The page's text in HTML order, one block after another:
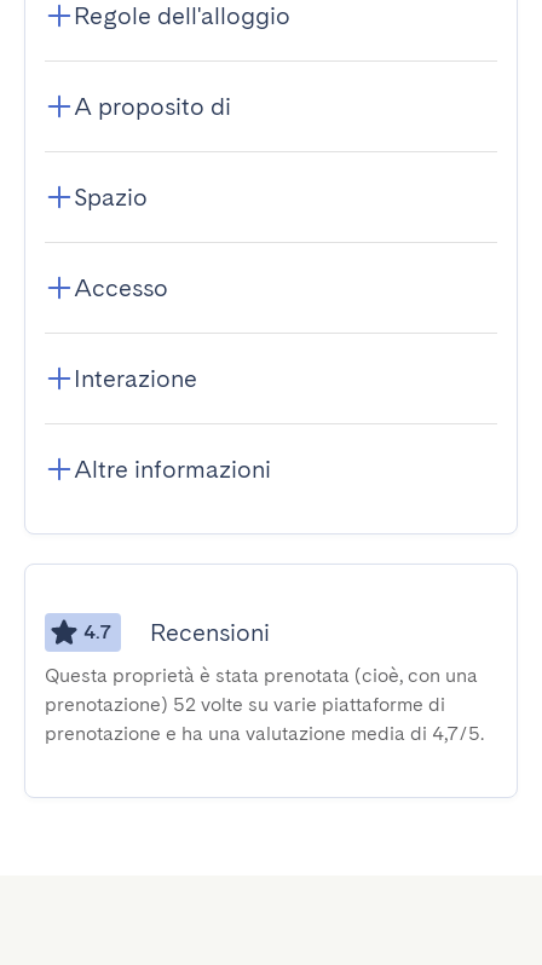
Regole dell'alloggio
A proposito di
Spazio
Accesso
Interazione
Altre informazioni
4.7 Recensioni
Questa proprietà è stata prenotata (cioè, con una
prenotazione) 52 volte su varie piattaforme di
prenotazione e ha una valutazione media di 4,7/5.